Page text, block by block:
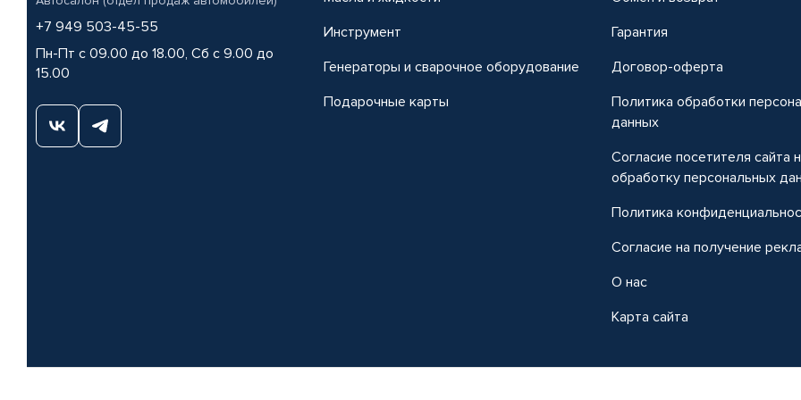
+7 949 503-45-55
Пн-Пт с 09.00 до 18.00, Сб с 9.00 до
15.00
Инструмент
Генераторы и сварочное оборудование
Подарочные карты
Гарантия
Договор-оферта
Политика обработки
данных
Согласие посетителя сайта
обработку персональных
Политика
Согласие на получение
О нас
Карта сайта